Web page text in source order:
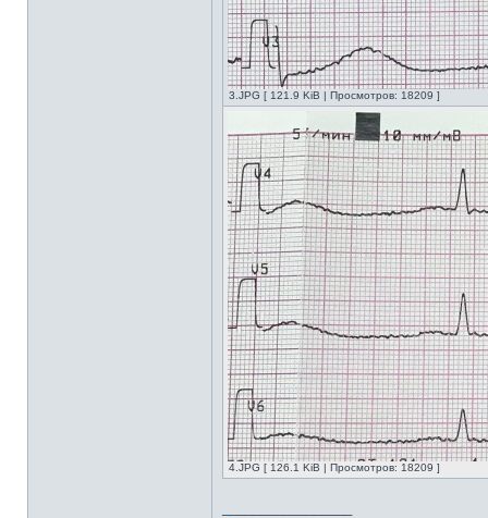
3.JPG [ 121.9 KiB | Просмотров: 18209 ]
4.JPG [ 126.1 KiB | Просмотров: 18209 ]